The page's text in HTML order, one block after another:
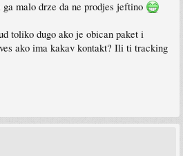
malo drze da ne prodjes jeftino
toliko dugo ako je obican paket i
ako ima kakav kontakt? Ili ti tracking